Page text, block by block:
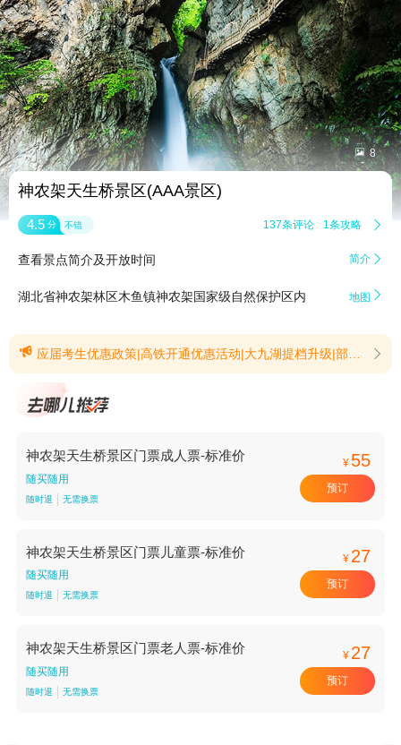
 8
神农架天生桥景区(AAA景区)
4.5 分 不错 137条评论 1条攻略 
查看景点简介及开放时间 简介 
湖北省神农架林区木鱼镇神农架国家级自然保护区内 地图 
 应届考生优惠政策|高铁开通优惠活动|大九湖提档升级|部分设施购票须知|大九湖惠民活动【应届考生优惠政策】为提振暑期旅游市场、回馈广大考生，现面向2026年全国应届考生推出景区门票专项优惠，将普通中高考考生及单招、艺考、保送等各类特殊招生考试应届考生纳入优惠范围，具体内容如下：2026年6月5日 —8月31日，符合条件的应届考生本人持对应考试准考证及身份证原件，可免神农架神农顶、大九湖、神农坛、天生桥、官门山、天燕六大景区首道大门票，优惠手续在上述各景区售票窗口现场办理。(提示有效期2026/6/2至2026/8/31)【高铁开通优惠活动】即日起至2026年12月31日，身份证号段以61开头的陕西籍游客、以62开头的甘肃籍游客，凡乘坐西十高铁在陕西境内乘车并抵达十堰东、武当山西、襄阳东、神农架、兴山站点的，凭本人高铁车票及有效身份证件，可享受景区全价联票五折优惠；半价联票不再重复享受此优惠。(提示有效期2026/6/5至2026/12/31)【大九湖提档升级】1.大九湖游玩路线A线(S282)湿地馆一1号湖小微湿地一2号湖观景平台一3号湖观景平台。B线一(G347)鹿苑一狮子包服务区一枯木逢春。其他区域因提档升级临时封闭管控。注：游玩A线结束后需原路返回至隧道前的三岔路口，再前往B线（G347）。换乘请联系0719一3475999;或者拨打15342955123聂总;13733561133杨总。2.大九湖鹿苑分为免费观赏区与自费体验区:观赏已含在门票内;体验为自愿自费项目，收费标准为10元/人次。(提示有效期2026/7/6至2026/8/31)【部分设施购票须知】1.联票5日有效，游客主观原因放弃游览部分景区的，不可部分退。2.大九湖鹿苑可近距离观赏梅花鹿，如需喂食，需现场购买饲料，10元/包。3.大龙潭、小龙潭及神农谷谷底属自然保护区核心区，不在神农顶景区所辖各景点游览范围内，依据《中华人民共和国自然保护区条例》第十六条、第二十六条，核心保护区禁止人为活动，严禁进入。请勿前往，感谢配合。4.官门山景区科考馆、书画馆、地貌厅、历程馆提档升级，暂停开放，大熊猫馆禁止携带宠物、禁止使用无人机、禁止投食。5.受阴雨天气影响，高海拔区域极易有雾，为防止出现安全事故，部分景点、游道会临时关闭，可能会影响您的旅途体验，请您慎重购票，一旦验票入园不予退款。(提示有效期2026/6/5至2026/12/31)【大九湖惠民活动】大九湖景区2026年8月5日-9月18日开展避暑惠民活动，详情请咨询0719-3473511。活动图片详情点击了解：https://dimg04.c-去哪儿.com/images/1p41212000teedv6dA21C.jpg(提示有效期2026/8/5至2026/9/18) 
神农架天生桥景区门票成人票-标准价
随买随用
随时退 无需换票
¥ 55
预订
神农架天生桥景区门票儿童票-标准价
随买随用
随时退 无需换票
¥ 27
预订
神农架天生桥景区门票老人票-标准价
随买随用
随时退 无需换票
¥ 27
预订
